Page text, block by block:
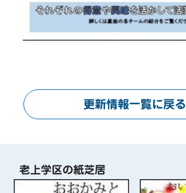
更新情報一覧に戻る
老上学区の紙芝居